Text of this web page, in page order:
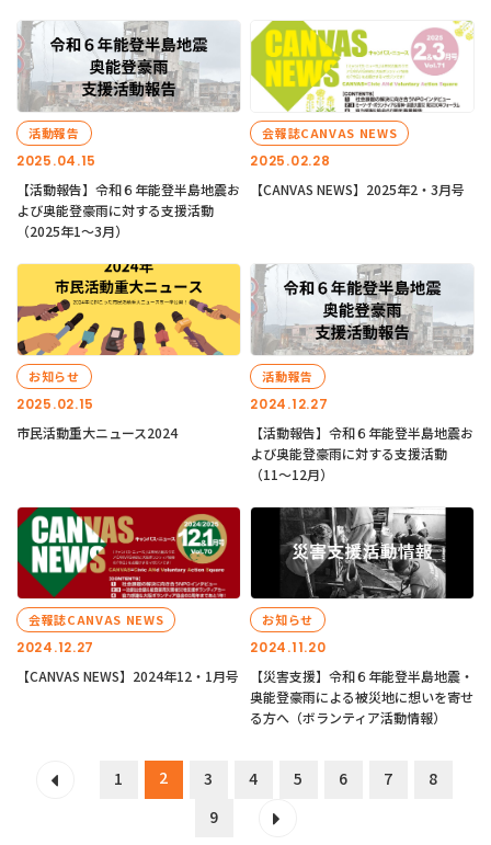
2025.04.15
活動報告
【活動報告】令和６年能登半島地震お
よび奥能登豪雨に対する支援活動
（2025年1〜3月）
2025.02.28
会報誌CANVAS NEWS
【CANVAS NEWS】2025年2・3月号
2025.02.15
お知らせ
市民活動重大ニュース2024
2024.12.27
活動報告
【活動報告】令和６年能登半島地震お
よび奥能登豪雨に対する支援活動
（11〜12月）
2024.12.27
会報誌CANVAS NEWS
【CANVAS NEWS】2024年12・1月号
2024.11.20
お知らせ
【災害支援】令和６年能登半島地震・
奥能登豪雨による被災地に想いを寄せ
る方へ（ボランティア活動情報）
1 2 3 4 5 6 7
8
9